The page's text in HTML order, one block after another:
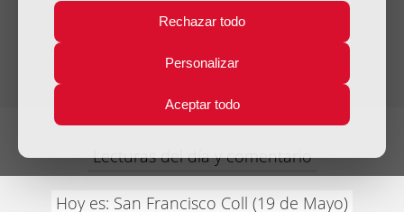
Rechazar todo
Personalizar
Aceptar todo
Evangelio del día
Lecturas del día y comentario
Hoy es: San Francisco Coll (19 de Mayo)